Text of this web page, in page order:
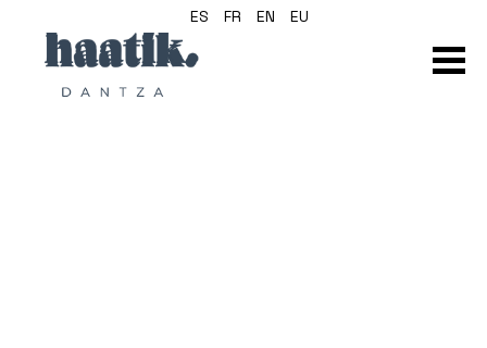
ES FR EN EU